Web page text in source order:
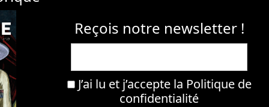
Reçois notre newsletter !
J’ai lu et j’accepte la Politique de
confidentialité